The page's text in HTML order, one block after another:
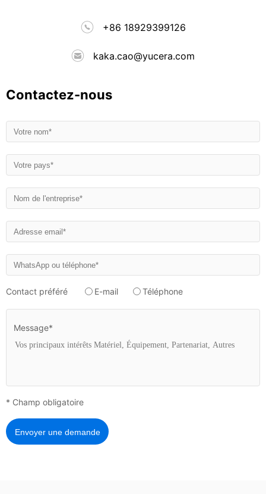
+86 18929399126
kaka.cao@yucera.com
Contactez-nous
Contact préféré E-mail Téléphone
Message*
* Champ obligatoire
Envoyer une demande